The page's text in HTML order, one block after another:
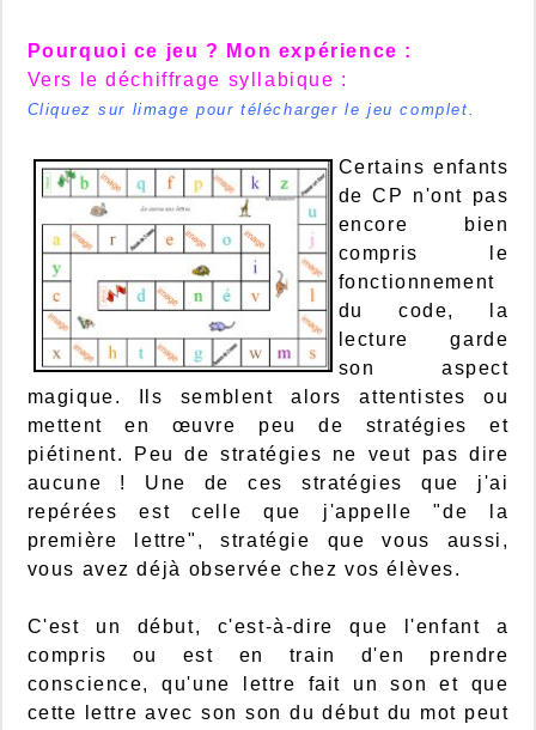
Pourquoi ce jeu ? Mon expérience :
Vers le déchiffrage syllabique :
Cliquez sur limage pour télécharger le jeu complet.
Certains enfants
de CP n'ont pas
encore bien
compris le
fonctionnement
du code, la
lecture garde
son aspect
magique. Ils semblent alors attentistes ou
mettent en œuvre peu de stratégies et
piétinent. Peu de stratégies ne veut pas dire
aucune ! Une de ces stratégies que j'ai
repérées est celle que j'appelle "de la
première lettre", stratégie que vous aussi,
vous avez déjà observée chez vos élèves.
C'est un début, c'est-à-dire que l'enfant a
compris ou est en train d'en prendre
conscience, qu'une lettre fait un son et que
cette lettre avec son son du début du mot peut